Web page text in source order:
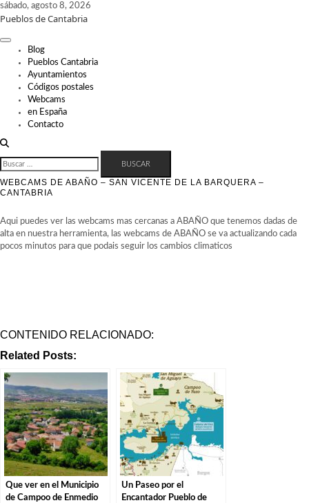
Skip
to
sábado, agosto 8, 2026
Pueblos de Cantabria
Blog
Pueblos Cantabria
Ayuntamientos
Códigos postales
Webcams
en España
Contacto
BUSCAR:
WEBCAMS DE ABAÑO – SAN VICENTE DE LA BARQUERA –
CANTABRIA
Aqui puedes ver las webcams mas cercanas a ABAÑO que tenemos dadas de
alta en nuestra herramienta, las webcams de ABAÑO se va actualizando cada
pocos minutos para que podais seguir los cambios climaticos
CONTENIDO RELACIONADO:
Related Posts:
Que ver en el Municipio
de Campoo de Enmedio
Un Paseo por el
Encantador Pueblo de